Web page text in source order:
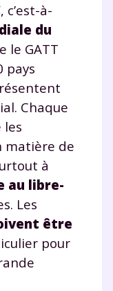
, c’est-à-
du
le GATT
pays
Chaque
les
matière de
à
au libre-
Les
être
pour